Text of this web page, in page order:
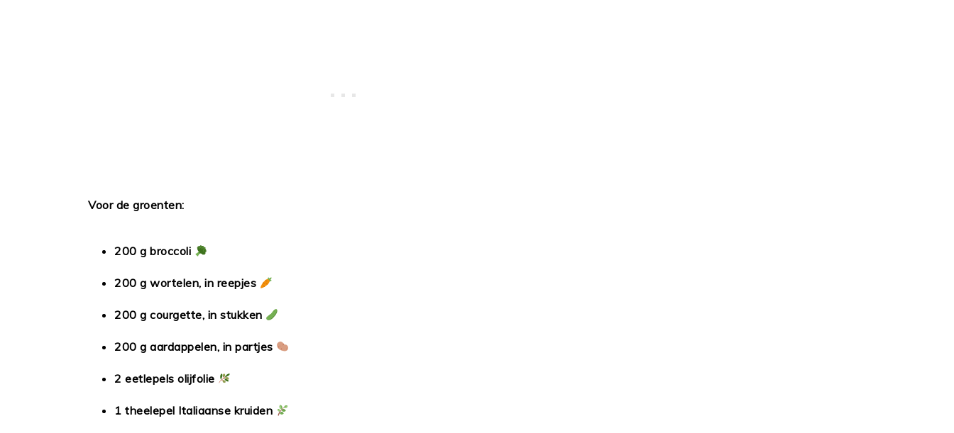
Voor de groenten:
200 g broccoli
200 g wortelen, in reepjes
200 g courgette, in stukken
200 g aardappelen, in partjes
2 eetlepels olijfolie
1 theelepel Italiaanse kruiden